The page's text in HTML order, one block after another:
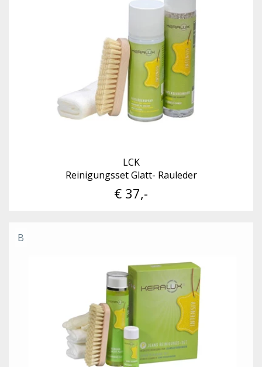
LCK
Reinigungsset Glatt- Rauleder
€ 37,-
B